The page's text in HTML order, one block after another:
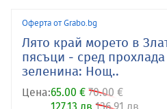
Оферта от Grabo.bg
Лято край морето в
пясъци - сред
зеленина: Нощ..
Цена:65.00 € 70.00 €
127.13 лв 136.91 лв